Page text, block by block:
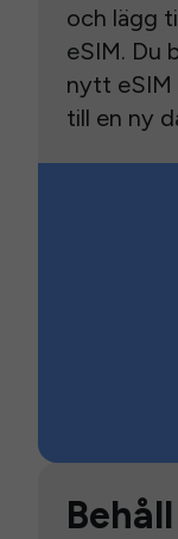
och lägg
eSIM. Du
nytt eSIM
till en ny